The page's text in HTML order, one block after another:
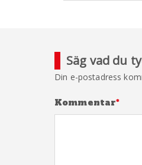
Säg vad du
Din e-postadress
Kommentar*